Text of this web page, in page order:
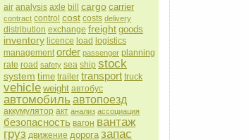
air analysis axle bill cargo carrier
contract control cost costs delivery
distribution exchange freight goods
inventory licence load logistics
management order passenger planning
rate road safety sea ship stock
system time trailer transport truck
vehicle weight автобус
автомобиль автопоезд
аккумулятор акт анализ ассоциация
безопасность вагон вантаж
груз движение дорога запас